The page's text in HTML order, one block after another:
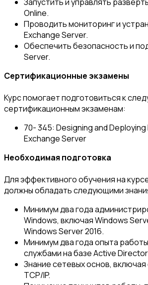
Online.
Проводить мониторинг и
Exchange Server.
Обеспечить безопасность и
Server.
Сертификационные экзамены
Курс помогает подготовиться к
сертификационным экзаменам:
70- 345: Designing and
Exchange Server
Необходимая подготовка
Для эффективного обучения на
должны обладать следующими
Минимум два года
Windows, включая Windows
Windows Server 2016.
Минимум два года опыта
службами на базе Active
Знание сетевых основ,
ТСР/IP.